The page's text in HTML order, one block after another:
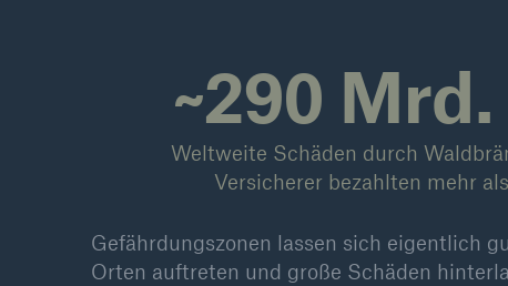
~290
Weltweite Schäden durch
Versicherer bezahlten mehr
Gefährdungszonen lassen sich eigentlich
Orten auftreten und große Schäden